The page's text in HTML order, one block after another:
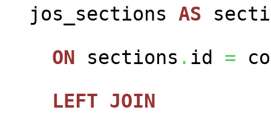
jos_sections AS
ON sections . id =
LEFT JOIN